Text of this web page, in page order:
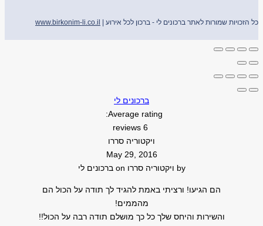
כל הזכויות שמורות לאתר ברכונים לי - ברכון לכל אירוע | www.birkonim-li.co.il
ברכונים לי
Average rating:
6 reviews
ויקטוריה סררו
May 29, 2016
by ויקטוריה סררו ברכונים לי
הם הגיעו! ורציתי באמת להגיד לך תודה על הכול הם
מהממים!
והשירות והיחס שלך כל כך מושלם תודה רבה על הכול!!